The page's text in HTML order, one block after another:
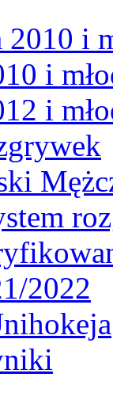
i
i
i
2022